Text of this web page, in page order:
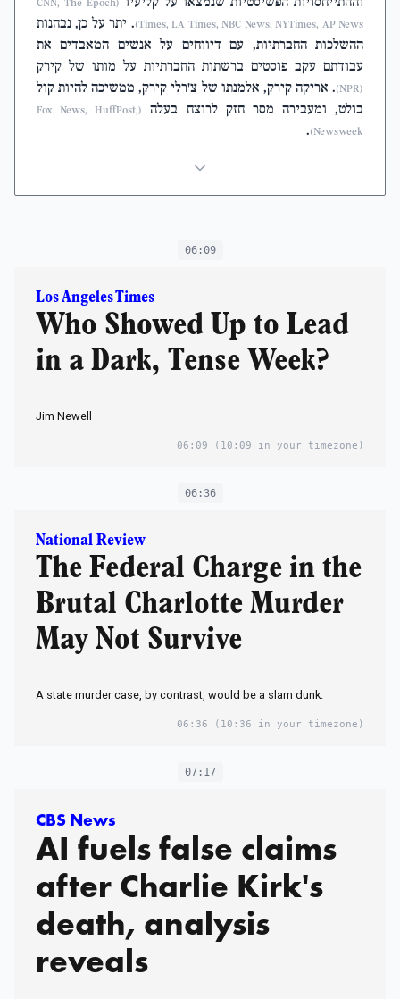
(CNN, The Epoch
Times, LA Times, NBC News, NYTimes, AP News) . יתר על כן, נבחנות
ההשלכות החברתיות, עם דיווחים על אנשים המאבדים את
עבודתם עקב פוסטים ברשתות החברתיות על מותו של קירק
(NPR)
. אריקה קירק, אלמנתו של צ'רלי קירק, ממשיכה להיות קול
בולט, ומעבירה מסר חזק לרוצח בעלה
(Fox News, HuffPost,
Newsweek)
.
06:09
Los Angeles Times
Who Showed Up to Lead
in a Dark, Tense Week?
Jim Newell
06:09 (10:09 in your timezone)
06:36
National Review
The Federal Charge in the
Brutal Charlotte Murder
May Not Survive
A state murder case, by contrast, would be a slam dunk.
06:36 (10:36 in your timezone)
07:17
CBS News
AI fuels false claims
after Charlie Kirk's
death, analysis
reveals